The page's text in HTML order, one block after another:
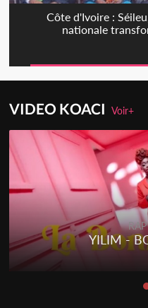
Côte d'Ivoire :
nationale
VIDEO KOACIVoir+
YILIM -